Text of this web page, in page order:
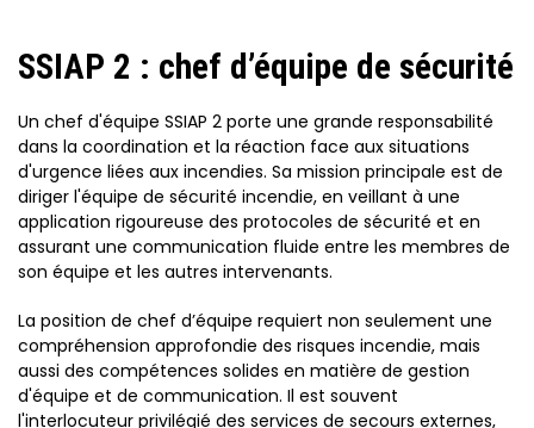
SSIAP 2 : chef d’équipe de sécurité
Un chef d'équipe SSIAP 2 porte une grande responsabilité
dans la coordination et la réaction face aux situations
d'urgence liées aux incendies. Sa mission principale est de
diriger l'équipe de sécurité incendie, en veillant à une
application rigoureuse des protocoles de sécurité et en
assurant une communication fluide entre les membres de
son équipe et les autres intervenants.
La position de chef d’équipe requiert non seulement une
compréhension approfondie des risques incendie, mais
aussi des compétences solides en matière de gestion
d'équipe et de communication. Il est souvent
l'interlocuteur privilégié des services de secours externes,